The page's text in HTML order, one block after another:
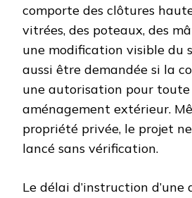
comporte des clôtures
vitrées, des poteaux, des
une modification visible du
aussi être demandée si la
une autorisation pour
aménagement extérieur.
propriété privée, le projet
lancé sans vérification.
Le délai d’instruction